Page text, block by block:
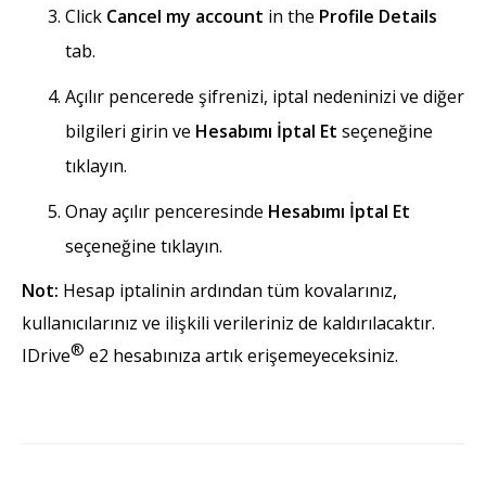
Click Cancel my account in the Profile Details
tab.
Açılır pencerede şifrenizi, iptal nedeninizi ve diğer
bilgileri girin ve Hesabımı İptal Et seçeneğine
tıklayın.
Onay açılır penceresinde Hesabımı İptal Et
seçeneğine tıklayın.
Not: Hesap iptalinin ardından tüm kovalarınız,
kullanıcılarınız ve ilişkili verileriniz de kaldırılacaktır.
IDrive® e2 hesabınıza artık erişemeyeceksiniz.